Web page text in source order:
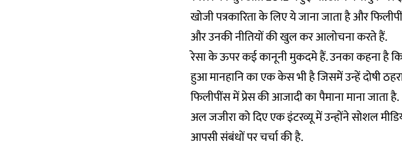
खोजी पत्रकारिता के लिए ये जाना जाता है और
और उनकी नीतियों की खुल कर आलोचना करते हैं.
रेसा के ऊपर कई कानूनी मुकदमे हैं. उनका कहना है
हुआ मानहानि का एक केस भी है जिसमें उन्हें दोषी
फिलीपींस में प्रेस की आजादी का पैमाना माना जाता है.
अल जजीरा को दिए एक इंटरव्यू में उन्होंने सोशल
आपसी संबंधों पर चर्चा की है.